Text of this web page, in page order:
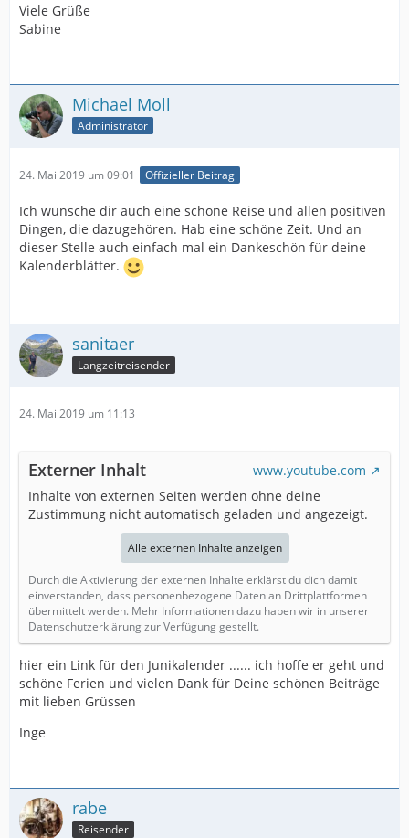
Viele Grüße
Sabine
Michael Moll
Administrator
24. Mai 2019 um 09:01 Offizieller Beitrag
Ich wünsche dir auch eine schöne Reise und allen positiven
Dingen, die dazugehören. Hab eine schöne Zeit. Und an
dieser Stelle auch einfach mal ein Dankeschön für deine
Kalenderblätter.
sanitaer
Langzeitreisender
24. Mai 2019 um 11:13
Externer Inhalt
www.youtube.com
Inhalte von externen Seiten werden ohne deine
Zustimmung nicht automatisch geladen und angezeigt.
Alle externen Inhalte anzeigen
Durch die Aktivierung der externen Inhalte erklärst du dich damit
einverstanden, dass personenbezogene Daten an Drittplattformen
übermittelt werden. Mehr Informationen dazu haben wir in unserer
Datenschutzerklärung zur Verfügung gestellt.
hier ein Link für den Junikalender ...... ich hoffe er geht und
schöne Ferien und vielen Dank für Deine schönen Beiträge
mit lieben Grüssen
Inge
rabe
Reisender